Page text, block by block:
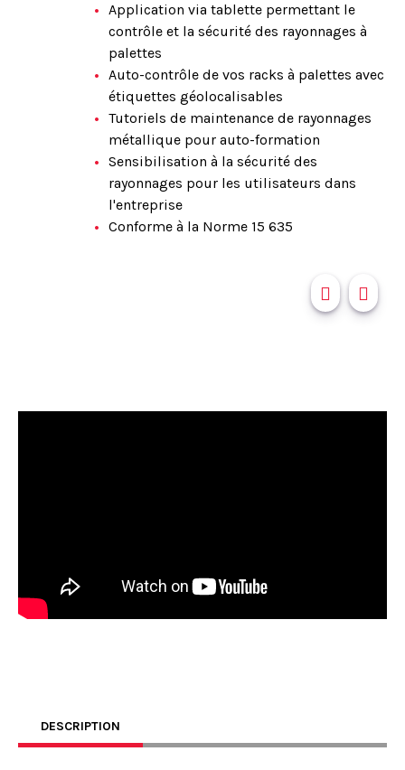
Application via tablette permettant le
contrôle et la sécurité des rayonnages à
palettes
Auto-contrôle de vos racks à palettes avec
étiquettes géolocalisables
Tutoriels de maintenance de rayonnages
métallique pour auto-formation
Sensibilisation à la sécurité des
rayonnages pour les utilisateurs dans
l'entreprise
Conforme à la Norme 15 635
DESCRIPTION